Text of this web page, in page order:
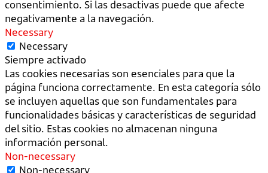
consentimiento. Si las desactivas puede que afecte
negativamente a la navegación.
Necessary
Necessary
Siempre activado
Las cookies necesarias son esenciales para que la
página funciona correctamente. En esta categoría sólo
se incluyen aquellas que son fundamentales para
funcionalidades básicas y características de seguridad
del sitio. Estas cookies no almacenan ninguna
información personal.
Non-necessary
Non-necessary